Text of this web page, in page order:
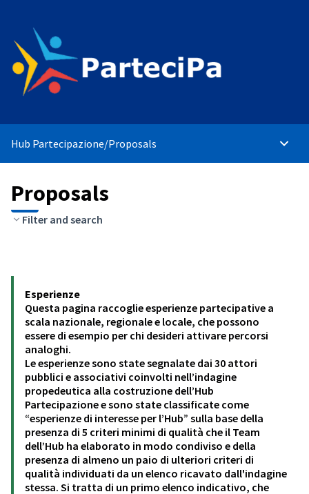
Hub Partecipazione/Proposals Main
Proposals
Filter and search
Esperienze
Questa pagina raccoglie esperienze partecipative a
scala nazionale, regionale e locale, che possono
essere di esempio per chi desideri attivare percorsi
analoghi.
Le esperienze sono state segnalate dai 30 attori
pubblici e associativi coinvolti nell’indagine
propedeutica alla costruzione dell’Hub
Partecipazione e sono state classificate come
“esperienze di interesse per l’Hub” sulla base della
presenza di 5 criteri minimi di qualità che il Team
dell’Hub ha elaborato in modo condiviso e della
presenza di almeno un paio di ulteriori criteri di
qualità individuati da un elenco ricavato dall'indagine
stessa. Si tratta di un primo elenco indicativo, che